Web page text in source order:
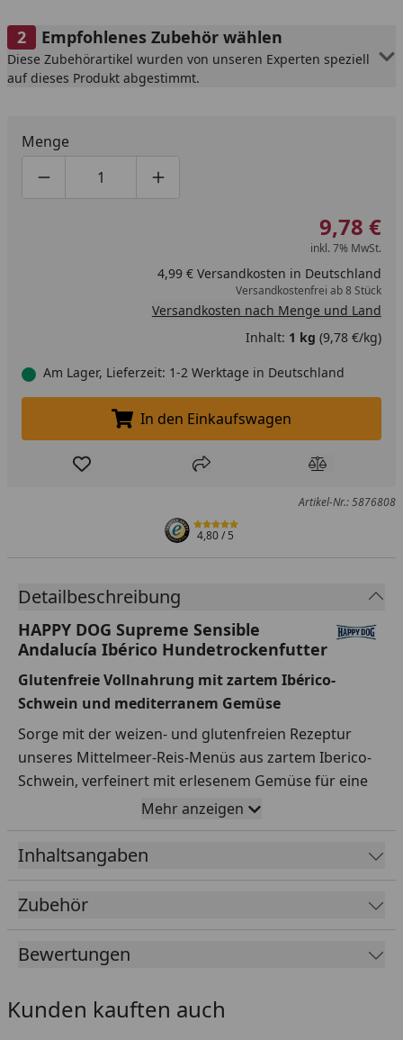
Empfohlenes Zubehör wählen
Diese Zubehörartikel wurden von unseren Experten speziell
auf dieses Produkt abgestimmt.
Menge
Produktmenge um eins verringern
Produktmenge manuell eingeben
Produktmenge um eins erhöhen
9,78 €
inkl. 7% MwSt.
4,99 € Versandkosten in Deutschland
Versandkostenfrei ab 8 Stück
Versandkosten nach Menge und Land
Inhalt: 1 kg (9,78 €/kg)
Am Lager, Lieferzeit: 1-2 Werktage in Deutschland
In den Einkaufswagen legen
In den Einkaufswagen
Produkt zur Wunschliste hinzufügen
Teilen Produkt
Artikel-Nr.: 5876808
4,80/ 5
Detailbeschreibung
HAPPY DOG Supreme Sensible
Andalucía Ibérico Hundetrockenfutter
Glutenfreie Vollnahrung mit zartem Ibérico-
Schwein und mediterranem Gemüse
Sorge mit der weizen- und glutenfreien Rezeptur
unseres Mittelmeer-Reis-Menüs aus zartem Iberico-
Schwein, verfeinert mit erlesenem Gemüse für eine
ausgewogene Ernährung deines Hundes. Ibérico-
Protein besitzt eine optimale Verträglichkeit und ist
daher besonders magen- und darmfreundlich für
anderem dank vieler Omega-3- und 6-Fettsäuren aus
sorgen kann. Sorgfältig ausgewählte, naturreine
Zutaten machen das Produkt äußerst schmackhaft
Mehr anzeigen
Inhaltsangaben
Zubehör
Bewertungen
Kunden kauften auch